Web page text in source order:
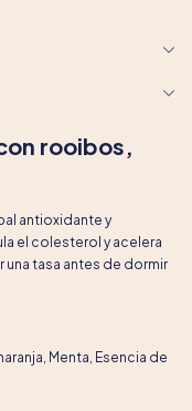
rooibos,
antioxidante y
el colesterol y acelera
una tasa antes de dormir
Menta, Esencia de